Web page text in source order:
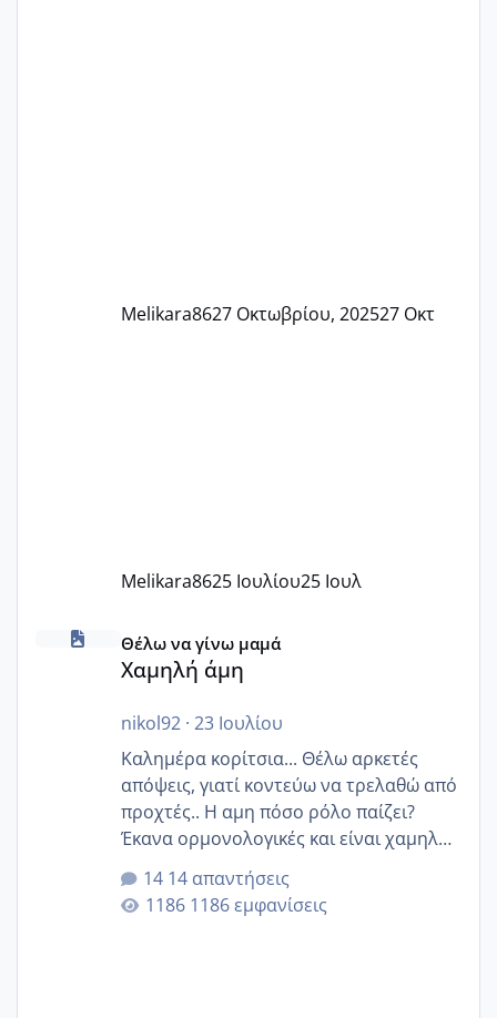
Melikara8627 Οκτωβρίου, 202527 Οκτ
Melikara8625 Ιουλίου25 Ιουλ
Χαμηλή άμη
Θέλω να γίνω μαμά
Χαμηλή άμη
nikol92· 23 Ιουλίου
Καλημέρα κορίτσια... Θέλω αρκετές
απόψεις, γιατί κοντεύω να τρελαθώ από
προχτές.. Η αμη πόσο ρόλο παίζει?
Έκανα ορμονολογικές και είναι χαμηλή
για την ηλικία μου.. Είχα ήδη μια
εγκυμοσύνη, που έπρεπε να τερματιστεί
στην 27η εβδομάδα και προσπαθώ 7
14 απαντήσεις
1186 εμφανίσεις